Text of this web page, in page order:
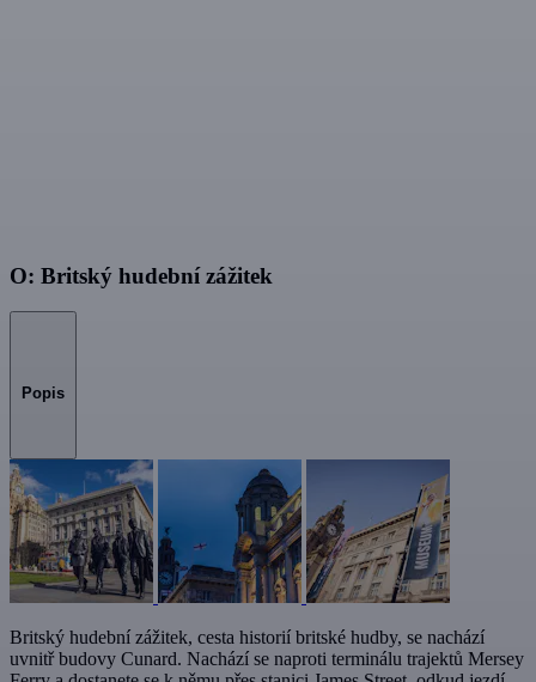
O: Britský hudební zážitek
Popis
Britský hudební zážitek, cesta historií britské hudby, se nachází
uvnitř budovy Cunard. Nachází se naproti terminálu trajektů Mersey